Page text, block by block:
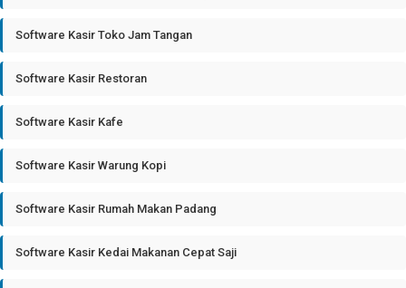
Software Kasir Toko Jam Tangan
Software Kasir Restoran
Software Kasir Kafe
Software Kasir Warung Kopi
Software Kasir Rumah Makan Padang
Software Kasir Kedai Makanan Cepat Saji